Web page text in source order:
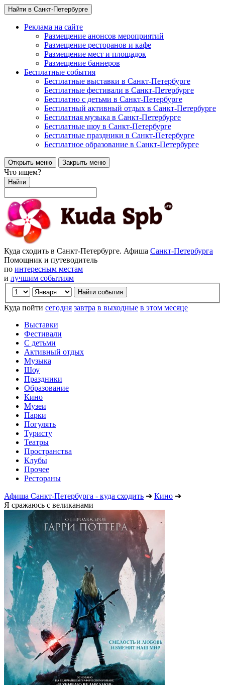
Найти в Санкт-Петербурге
Реклама на сайте
Размещение анонсов мероприятий
Размещение ресторанов и кафе
Размещение мест и площадок
Размещение баннеров
Бесплатные события
Бесплатные выставки в Санкт-Петербурге
Бесплатные фестивали в Санкт-Петербурге
Бесплатно с детьми в Санкт-Петербурге
Бесплатный активный отдых в Санкт-Петербурге
Бесплатная музыка в Санкт-Петербурге
Бесплатные шоу в Санкт-Петербурге
Бесплатные праздники в Санкт-Петербурге
Бесплатное образование в Санкт-Петербурге
Открыть меню Закрыть меню
Что ищем?
Найти
Куда сходить в Санкт-Петербурге. Афиша Санкт-Петербурга
Помощник и путеводитель
по интересным местам
и лучшим событиям
Куда пойти сегодня завтра в выходные в этом месяце
Выставки
Фестивали
С детьми
Активный отдых
Музыка
Шоу
Праздники
Образование
Кино
Музеи
Парки
Погулять
Туристу
Театры
Пространства
Клубы
Прочее
Рестораны
Афиша Санкт-Петербурга - куда сходить ➔ Кино ➔
Я сражаюсь с великанами